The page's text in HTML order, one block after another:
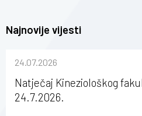
Najnovije vijesti
24.07.2026
Natječaj Kineziološkog
24.7.2026.